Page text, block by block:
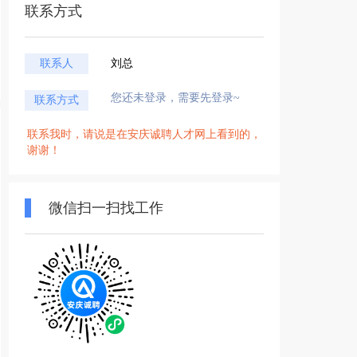
联系方式
联系人 刘总
联系方式 您还未登录，需要先登录~
联系我时，请说是在安庆诚聘人才网上看到的，
谢谢！
微信扫一扫找工作